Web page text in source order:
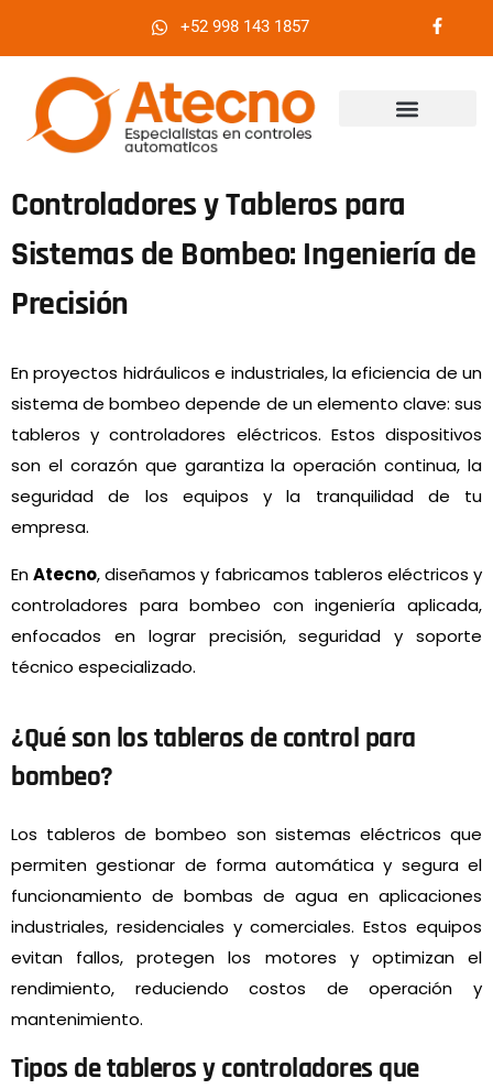
+52 998 143 1857
Controladores y Tableros para
Sistemas de Bombeo: Ingeniería de
Precisión
En proyectos hidráulicos e industriales, la eficiencia de un
sistema de bombeo depende de un elemento clave: sus
tableros y controladores eléctricos. Estos dispositivos
son el corazón que garantiza la operación continua, la
seguridad de los equipos y la tranquilidad de tu
empresa.
EnAtecno, diseñamos y fabricamos tableros eléctricos y
controladores para bombeo con ingeniería aplicada,
enfocados en lograr precisión, seguridad y soporte
técnico especializado.
¿Qué son los tableros de control para
bombeo?
Los tableros de bombeo son sistemas eléctricos que
permiten gestionar de forma automática y segura el
funcionamiento de bombas de agua en aplicaciones
industriales, residenciales y comerciales. Estos equipos
evitan fallos, protegen los motores y optimizan el
rendimiento, reduciendo costos de operación y
mantenimiento.
Tipos de tableros y controladores que